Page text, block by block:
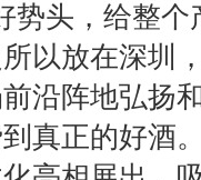
势头，给整
放在深圳
沿阵地弘扬
真正的好酒